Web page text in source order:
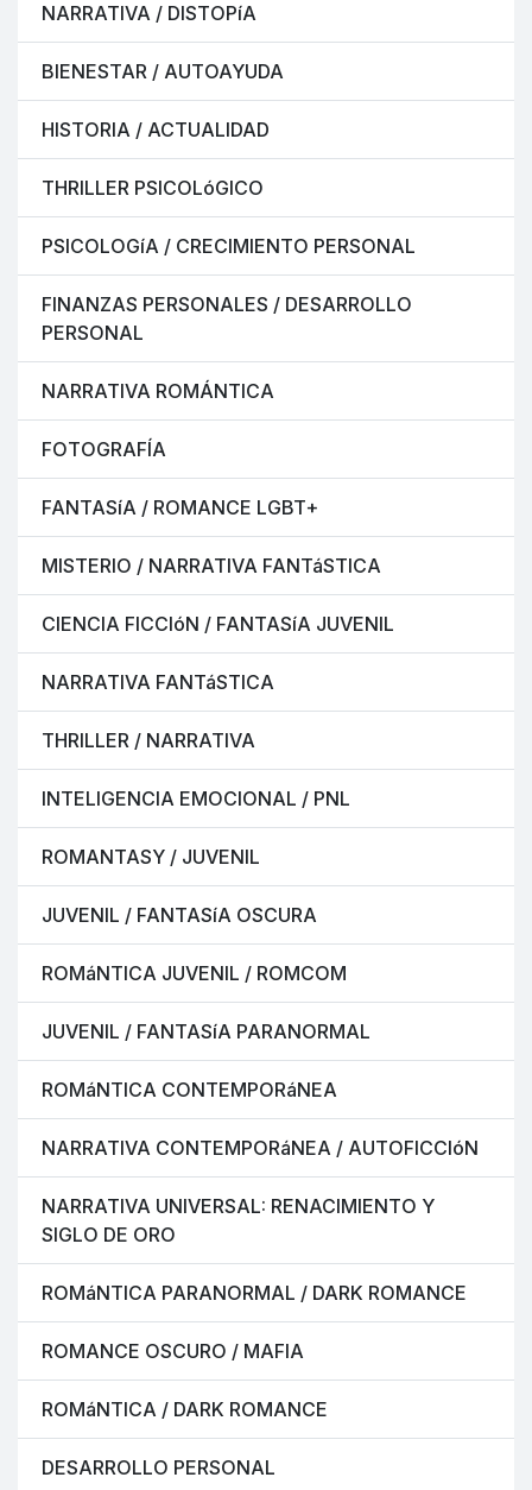
NARRATIVA / DISTOPíA
BIENESTAR / AUTOAYUDA
HISTORIA / ACTUALIDAD
THRILLER PSICOLóGICO
PSICOLOGíA / CRECIMIENTO PERSONAL
FINANZAS PERSONALES / DESARROLLO
PERSONAL
NARRATIVA ROMÁNTICA
FOTOGRAFÍA
FANTASíA / ROMANCE LGBT+
MISTERIO / NARRATIVA FANTáSTICA
CIENCIA FICCIóN / FANTASíA JUVENIL
NARRATIVA FANTáSTICA
THRILLER / NARRATIVA
INTELIGENCIA EMOCIONAL / PNL
ROMANTASY / JUVENIL
JUVENIL / FANTASíA OSCURA
ROMáNTICA JUVENIL / ROMCOM
JUVENIL / FANTASíA PARANORMAL
ROMáNTICA CONTEMPORáNEA
NARRATIVA CONTEMPORáNEA / AUTOFICCIóN
NARRATIVA UNIVERSAL: RENACIMIENTO Y
SIGLO DE ORO
ROMáNTICA PARANORMAL / DARK ROMANCE
ROMANCE OSCURO / MAFIA
ROMáNTICA / DARK ROMANCE
DESARROLLO PERSONAL